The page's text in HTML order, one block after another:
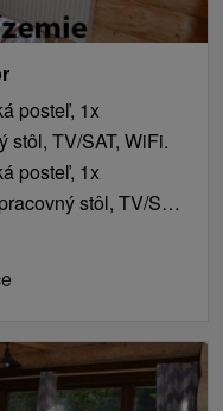
posteľ, 1x
stôl, TV/SAT, WiFi.
posteľ, 1x
stôl, TV/SAT,